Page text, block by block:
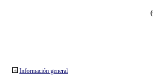
Información general